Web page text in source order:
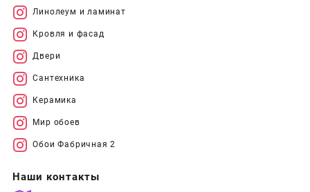
Линолеум и ламинат
Кровля и фасад
Двери
Сантехника
Керамика
Мир обоев
Обои Фабричная 2
Наши контакты